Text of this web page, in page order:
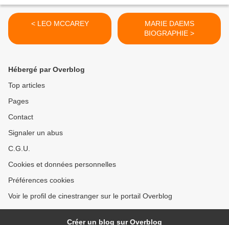
< LEO MCCAREY
MARIE DAEMS
BIOGRAPHIE >
Hébergé par Overblog
Top articles
Pages
Contact
Signaler un abus
C.G.U.
Cookies et données personnelles
Préférences cookies
Voir le profil de cinestranger sur le portail Overblog
Créer un blog sur Overblog